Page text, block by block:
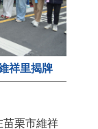
祥里揭牌
苗栗市維祥